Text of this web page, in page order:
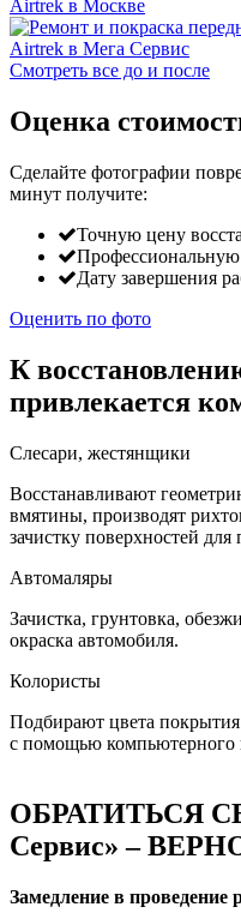
Смотреть все до и после
Оценка
Сделайте фотографии
минут получите:
Точную цену
Профессиональную
Дату завершения
Оценить по фото
К
привлекается
Слесари, жестянщики
Восстанавливают
вмятины, производят
зачистку поверхностей
Автомаляры
Зачистка, грунтовка,
окраска автомобиля.
Колористы
Подбирают цвета
с помощью компьютерного
ОБРАТИТЬСЯ
Сервис» –
Замедление в проведение